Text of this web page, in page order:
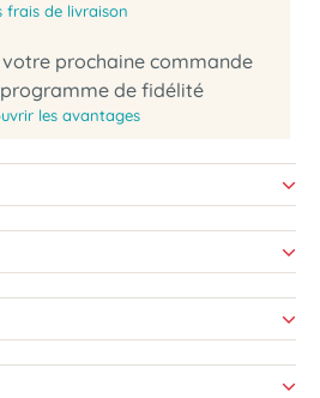
frais de livraison
prochaine commande
de fidélité
les avantages